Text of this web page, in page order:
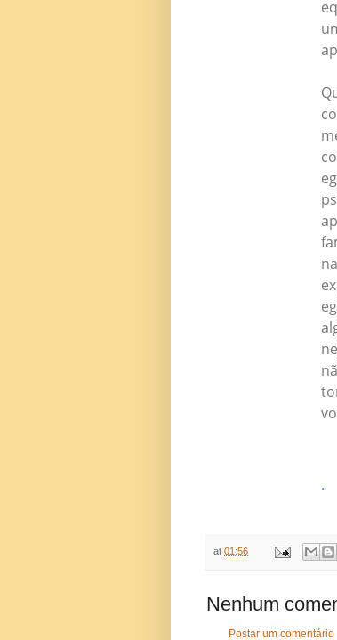
.
at 01:56
Nenhum
Postar um comentário